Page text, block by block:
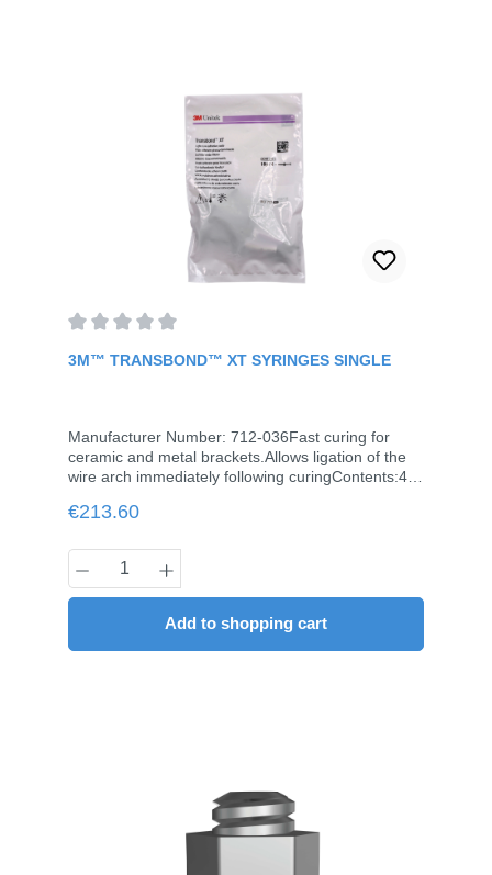
immediately after curingEfficient, time-saving
bonding and rebonding of ceramic and metal
bracketsUse of ready-to-use syringes or capsules
reduces material surplusesContent: 6 ml
3M™ TRANSBOND™ XT SYRINGES SINGLE
Manufacturer Number: 712-036Fast curing for
ceramic and metal brackets.Allows ligation of the
wire arch immediately following curingContents:4
Regular price:
€213.60
Product Quantity: Enter the desired
Add to shopping cart